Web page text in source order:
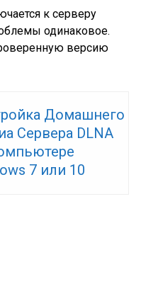
к серверу
одинаковое.
версию
Домашнего
Сервера DLNA
7 или 10